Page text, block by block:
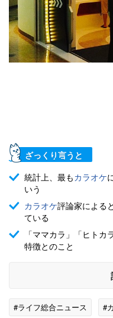
ざっくり言うと
統計上、最もカラオケ
いう
カラオケ評論家による
ている
「ママカラ」「ヒト
特徴とのこと
#ライフ総合ニュース #